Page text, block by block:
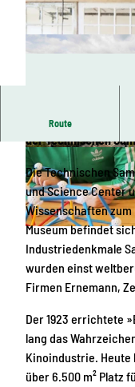
© TSD | KI-optimiert
© (C)DAVID-BRANDT.DE, DAVID
Route
Neugier und
der Technischen
Die Technischen
und Science Center
Wissenschaften
Museum befindet
Industriedenkmale
wurden einst
Firmen Ernemann,
Der 1923 errichtete
lang das
Kinoindustrie.
über 6.500 m² Platz